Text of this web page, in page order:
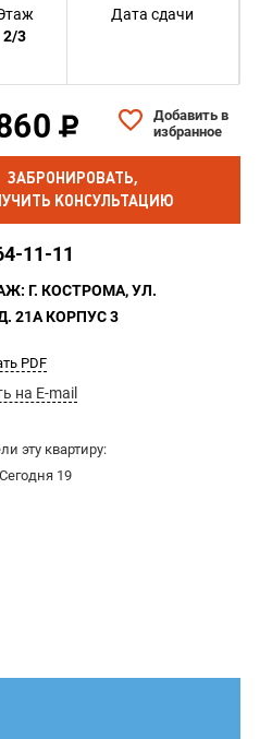
2/3
Дата сдачи
Добавить в
избранное
ЗАБРОНИРОВАТЬ,
КОНСУЛЬТАЦИЮ
11-11
Г. КОСТРОМА, УЛ.
21А КОРПУС 3
PDF
на E-mail
эту квартиру:
Сегодня 19